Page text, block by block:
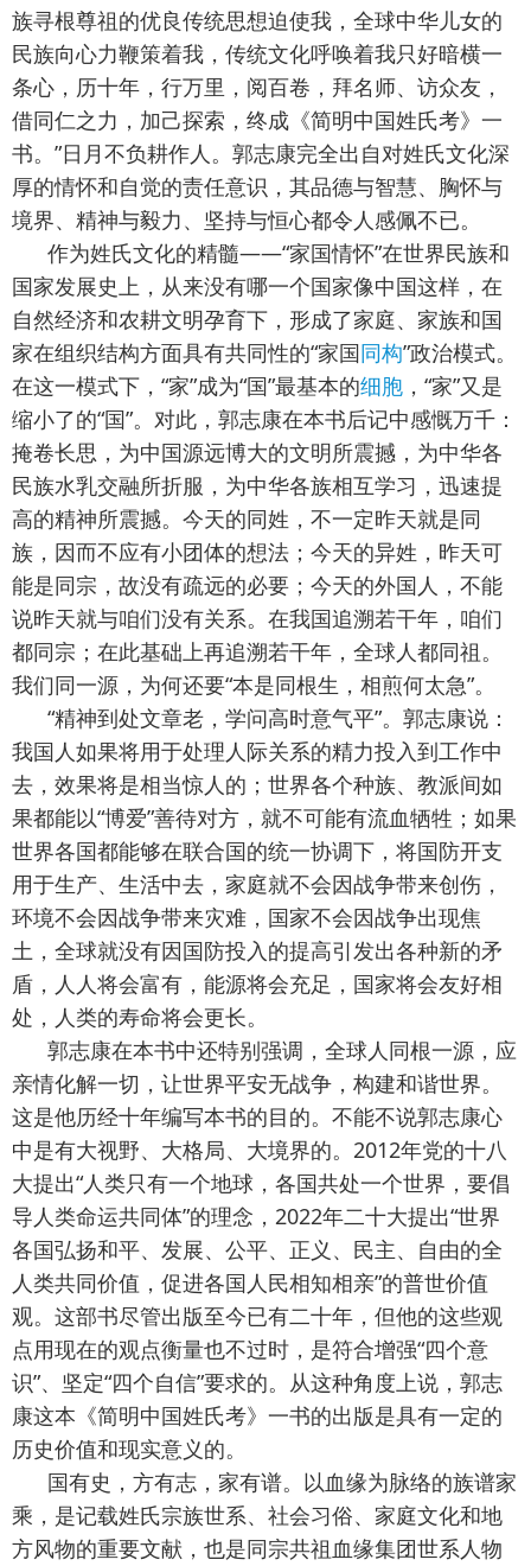
族寻根尊祖的优良传统思想迫使我，全球中华儿女的
民族向心力鞭策着我，传统文化呼唤着我只好暗横一
条心，历十年，行万里，阅百卷，拜名师、访众友，
借同仁之力，加己探索，终成《简明中国姓氏考》一
书。”日月不负耕作人。郭志康完全出自对姓氏文化深
厚的情怀和自觉的责任意识，其品德与智慧、胸怀与
境界、精神与毅力、坚持与恒心都令人感佩不已。
作为姓氏文化的精髓——“家国情怀”在世界民族和
国家发展史上，从来没有哪一个国家像中国这样，在
自然经济和农耕文明孕育下，形成了家庭、家族和国
家在组织结构方面具有共同性的“家国同构”政治模式。
在这一模式下，“家”成为“国”最基本的细胞 ，“家”又是
缩小了的“国”。对此，郭志康在本书后记中感慨万千：
掩卷长思，为中国源远博大的文明所震撼，为中华各
民族水乳交融所折服，为中华各族相互学习，迅速提
高的精神所震撼。今天的同姓，不一定昨天就是同
族，因而不应有小团体的想法；今天的异姓，昨天可
能是同宗，故没有疏远的必要；今天的外国人，不能
说昨天就与咱们没有关系。在我国追溯若干年，咱们
都同宗；在此基础上再追溯若干年，全球人都同祖。
我们同一源，为何还要“本是同根生，相煎何太急”。
“精神到处文章老，学问高时意气平”。郭志康说：
我国人如果将用于处理人际关系的精力投入到工作中
去，效果将是相当惊人的；世界各个种族、教派间如
果都能以“博爱”善待对方，就不可能有流血牺牲；如果
世界各国都能够在联合国的统一协调下，将国防开支
用于生产、生活中去，家庭就不会因战争带来创伤，
环境不会因战争带来灾难，国家不会因战争出现焦
土，全球就没有因国防投入的提高引发出各种新的矛
盾，人人将会富有，能源将会充足，国家将会友好相
处，人类的寿命将会更长。
郭志康在本书中还特别强调，全球人同根一源，应
亲情化解一切，让世界平安无战争，构建和谐世界。
这是他历经十年编写本书的目的。不能不说郭志康心
中是有大视野、大格局、大境界的。2012年党的十八
大提出“人类只有一个地球，各国共处一个世界，要倡
导人类命运共同体”的理念，2022年二十大提出“世界
各国弘扬和平、发展、公平、正义、民主、自由的全
人类共同价值，促进各国人民相知相亲”的普世价值
观。这部书尽管出版至今已有二十年，但他的这些观
点用现在的观点衡量也不过时，是符合增强“四个意
识”、坚定“四个自信”要求的。从这种角度上说，郭志
康这本《简明中国姓氏考》一书的出版是具有一定的
历史价值和现实意义的。
国有史，方有志，家有谱。以血缘为脉络的族谱家
乘，是记载姓氏宗族世系、社会习俗、家庭文化和地
方风物的重要文献，也是同宗共祖血缘集团世系人物